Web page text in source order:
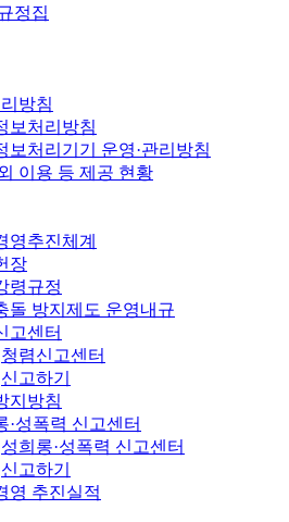
정집
방침
보처리방침
보처리기기 운영·관리방침
이용 등 제공 현황
영추진체계
장
령규정
돌 방지제도 운영내규
고센터
청렴신고센터
신고하기
지방침
·성폭력 신고센터
성희롱·성폭력 신고센터
신고하기
영 추진실적